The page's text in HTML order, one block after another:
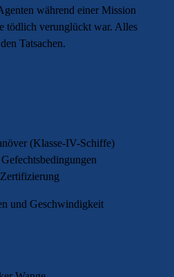
während einer Mission
tödlich verunglückt war. Alles
Tatsachen.
(Klasse-IV-Schiffe)
und Geschwindigkeit